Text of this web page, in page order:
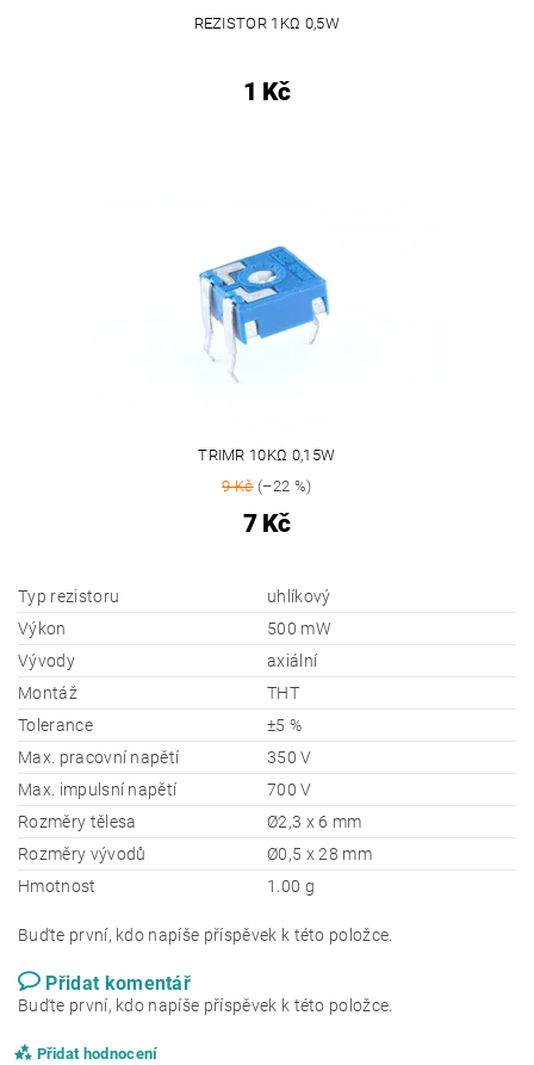
REZISTOR 1KΩ 0,5W
1 Kč
TRIMR 10KΩ 0,15W
9 Kč(–22 %)
7 Kč
Typ rezistoru
uhlíkový
Výkon
500 mW
Vývody
axiální
Montáž
THT
Tolerance
±5 %
Max. pracovní napětí
350 V
Max. impulsní napětí
700 V
Rozměry tělesa
Ø2,3 x 6 mm
Rozměry vývodů
Ø0,5 x 28 mm
Hmotnost
1.00 g
Buďte první, kdo napíše příspěvek k této položce.
Přidat komentář
Buďte první, kdo napíše příspěvek k této položce.
Přidat hodnocení